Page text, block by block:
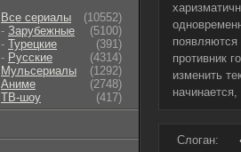
противник
изменить
Слоган:
Все сериалы
(10552)
- Зарубежные
(5100)
- Турецкие
(391)
- Русские
(4314)
Мульсериалы
(1292)
Аниме
(2748)
ТВ-шоу
(417)